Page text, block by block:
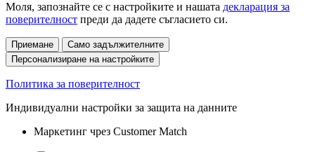
Моля, запознайте се с настройките и нашата декларация за
поверителност преди да дадете съгласието си.
Приемане
Само задължителните
Персонализиране на настройките
Политика за поверителност
Индивидуални настройки за защита на данните
Маркетинг чрез Customer Match